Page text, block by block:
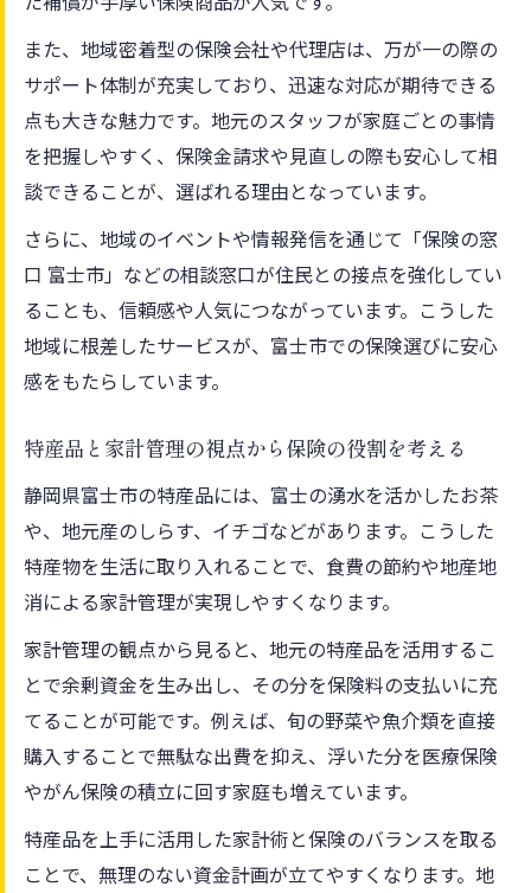
また、地域密着型の保険会社や代理店は、万が一の際の
サポート体制が充実しており、迅速な対応が期待できる
点も大きな魅力です。地元のスタッフが家庭ごとの事情
を把握しやすく、保険金請求や見直しの際も安心して相
談できることが、選ばれる理由となっています。
さらに、地域のイベントや情報発信を通じて「保険の窓
口 富士市」などの相談窓口が住民との接点を強化してい
ることも、信頼感や人気につながっています。こうした
地域に根差したサービスが、富士市での保険選びに安心
感をもたらしています。
特産品と家計管理の視点から保険の役割を考える
静岡県富士市の特産品には、富士の湧水を活かしたお茶
や、地元産のしらす、イチゴなどがあります。こうした
特産物を生活に取り入れることで、食費の節約や地産地
消による家計管理が実現しやすくなります。
家計管理の観点から見ると、地元の特産品を活用するこ
とで余剰資金を生み出し、その分を保険料の支払いに充
てることが可能です。例えば、旬の野菜や魚介類を直接
購入することで無駄な出費を抑え、浮いた分を医療保険
やがん保険の積立に回す家庭も増えています。
特産品を上手に活用した家計術と保険のバランスを取る
ことで、無理のない資金計画が立てやすくなります。地